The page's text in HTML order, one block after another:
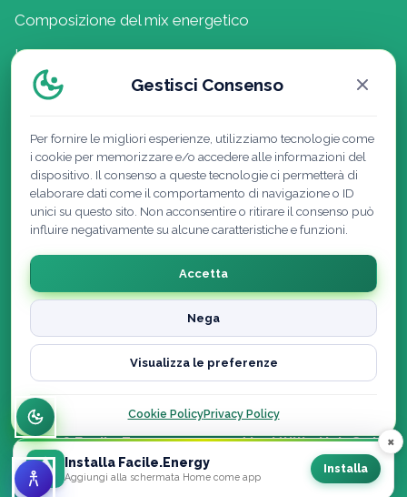
Composizione del mix energetico
Lavora con noi
Politica della Qualità
Cookie Policy | Privacy Policy |
Dichiarazione di accessibilità
© 2026 Facile.Energy powered by Utility Hub S.r.l. ·
Tutti i diritti riservati
Gestisci Consenso
Per fornire le migliori esperienze, utilizziamo tecnologie come
i cookie per memorizzare e/o accedere alle informazioni del
dispositivo. Il consenso a queste tecnologie ci permetterà di
elaborare dati come il comportamento di navigazione o ID
unici su questo sito. Non acconsentire o ritirare il consenso può
influire negativamente su alcune caratteristiche e funzioni.
Accetta
Nega
Visualizza le preferenze
Cookie PolicyPrivacy Policy
Installa Facile.Energy
Aggiungi alla schermata Home come app
Installa
×